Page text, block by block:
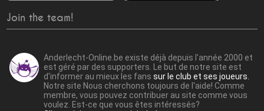
Join the team!
Anderlecht-Online.be existe déjà depuis l'année 2000 et
est géré par des supporters. Le but de notre site est
d'informer au mieux les fanssur le club et ses joueurs.
Notre site Nous cherchons toujours de l'aide! Comme
membre, vous pouvez contribuer au site comme vous
voulez. Est-ce que vous êtes intéressés?